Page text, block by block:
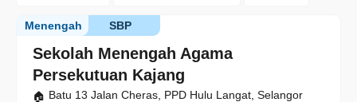
Sekolah Menengah Agama
Persekutuan Kajang
SBP
Menengah
Batu 13 Jalan Cheras, PPD Hulu Langat, Selangor